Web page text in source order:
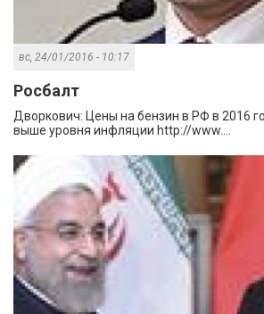
вс, 24/01/2016 - 10:17
Росбалт
Дворкович: Цены на бензин в РФ в 2016
выше уровня инфляции http://www....